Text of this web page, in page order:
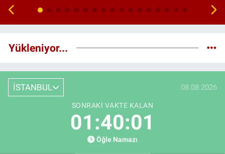
Yükleniyor...
İSTANBUL 08.08.2026
SONRAKI VAKTE KALAN
01:40:00
Öğle Namazı